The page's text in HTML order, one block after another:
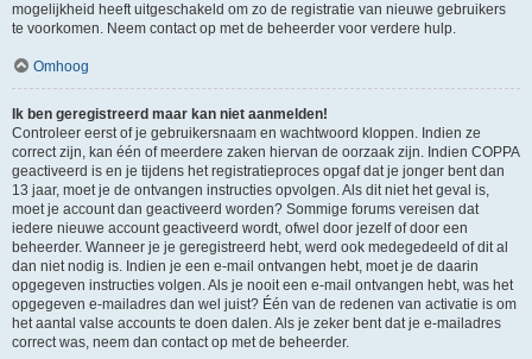
mogelijkheid heeft uitgeschakeld om zo de registratie van nieuwe gebruikers
te voorkomen. Neem contact op met de beheerder voor verdere hulp.
Omhoog
Ik ben geregistreerd maar kan niet aanmelden!
Controleer eerst of je gebruikersnaam en wachtwoord kloppen. Indien ze
correct zijn, kan één of meerdere zaken hiervan de oorzaak zijn. Indien COPPA
geactiveerd is en je tijdens het registratieproces opgaf dat je jonger bent dan
13 jaar, moet je de ontvangen instructies opvolgen. Als dit niet het geval is,
moet je account dan geactiveerd worden? Sommige forums vereisen dat
iedere nieuwe account geactiveerd wordt, ofwel door jezelf of door een
beheerder. Wanneer je je geregistreerd hebt, werd ook medegedeeld of dit al
dan niet nodig is. Indien je een e-mail ontvangen hebt, moet je de daarin
opgegeven instructies volgen. Als je nooit een e-mail ontvangen hebt, was het
opgegeven e-mailadres dan wel juist? Één van de redenen van activatie is om
het aantal valse accounts te doen dalen. Als je zeker bent dat je e-mailadres
correct was, neem dan contact op met de beheerder.